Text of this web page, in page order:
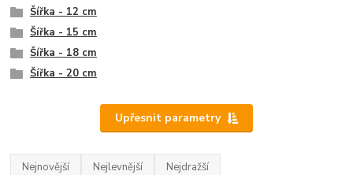
Šířka - 12 cm
Šířka - 15 cm
Šířka - 18 cm
Šířka - 20 cm
Upřesnit parametry
Nejnovější Nejlevnější Nejdražší